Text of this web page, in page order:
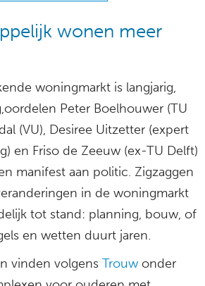
wonen meer
woningmarkt is langjarig,
Peter Boelhouwer (TU
(VU), Desiree Uitzetter (expert
en Friso de Zeeuw (ex-TU Delft)
manifest aan politic. Zigzaggen
in de woningmarkt
tot stand: planning, bouw, of
en wetten duurt jaren.
vinden volgens Trouw onder